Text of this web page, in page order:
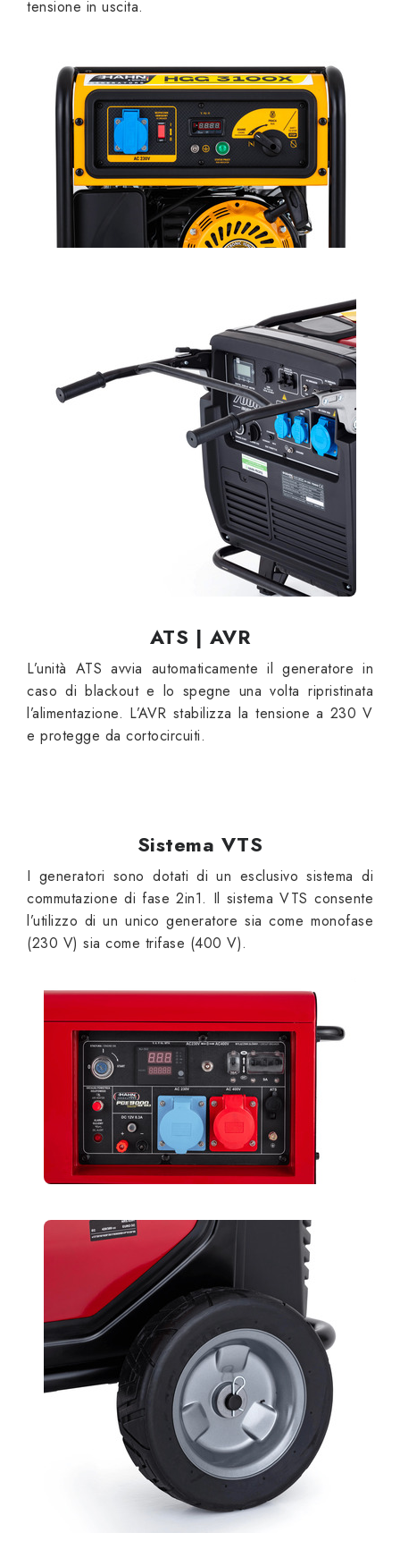
tensione in uscita.
ATS | AVR
L’unità ATS avvia automaticamente il generatore in
caso di blackout e lo spegne una volta ripristinata
l’alimentazione. L’AVR stabilizza la tensione a 230 V
e protegge da cortocircuiti.
Sistema VTS
I generatori sono dotati di un esclusivo sistema di
commutazione di fase 2in1. Il sistema VTS consente
l’utilizzo di un unico generatore sia come monofase
(230 V) sia come trifase (400 V).